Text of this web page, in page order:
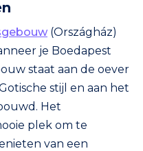
(Országház)
je Boedapest
staat aan de oever
stijl en aan het
Het
plek om te
van een